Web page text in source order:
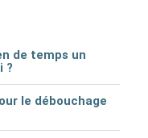
de temps un
?
le débouchage